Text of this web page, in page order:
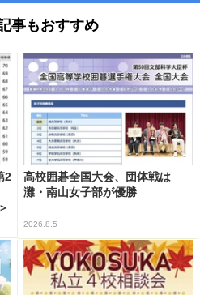
事もおすすめ
2
高校囲碁全国大会、団体戦は
灘・南山女子部が優勝
2026.8.5